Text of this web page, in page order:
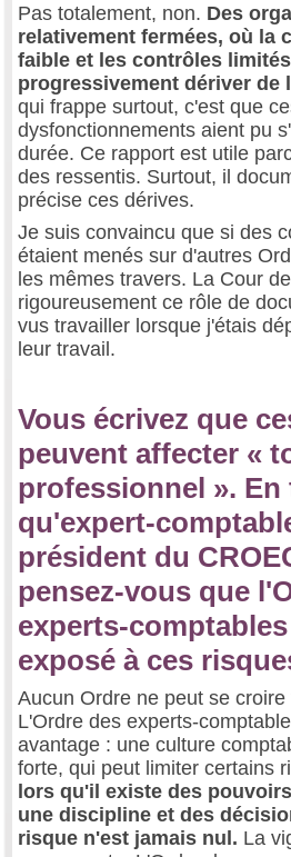
Pas totalement, non. Des
relativement fermées, où la
faible et les contrôles
progressivement dériver de
qui frappe surtout, c'est que
dysfonctionnements aient pu
durée. Ce rapport est utile
des ressentis. Surtout, il
précise ces dérives.
Je suis convaincu que si des
étaient menés sur d'autres
les mêmes travers. La Cour
rigoureusement ce rôle de
vus travailler lorsque j'étais
leur travail.
Vous écrivez que
peuvent affecter «
professionnel ». En
qu'expert-
président du
pensez-vous que
experts-
exposé à ces
Aucun Ordre ne peut se
L'Ordre des experts-
avantage : une culture
forte, qui peut limiter certains
lors qu'il existe des
une discipline et des
risque n'est jamais nul. La